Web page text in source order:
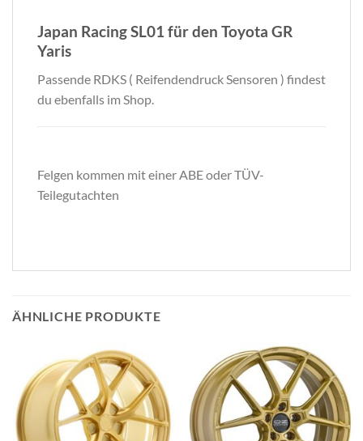
Japan Racing SL01 für den Toyota GR
Yaris
Passende RDKS ( Reifendendruck Sensoren ) findest
du ebenfalls im Shop.
Felgen kommen mit einer ABE oder TÜV-
Teilegutachten
ÄHNLICHE PRODUKTE